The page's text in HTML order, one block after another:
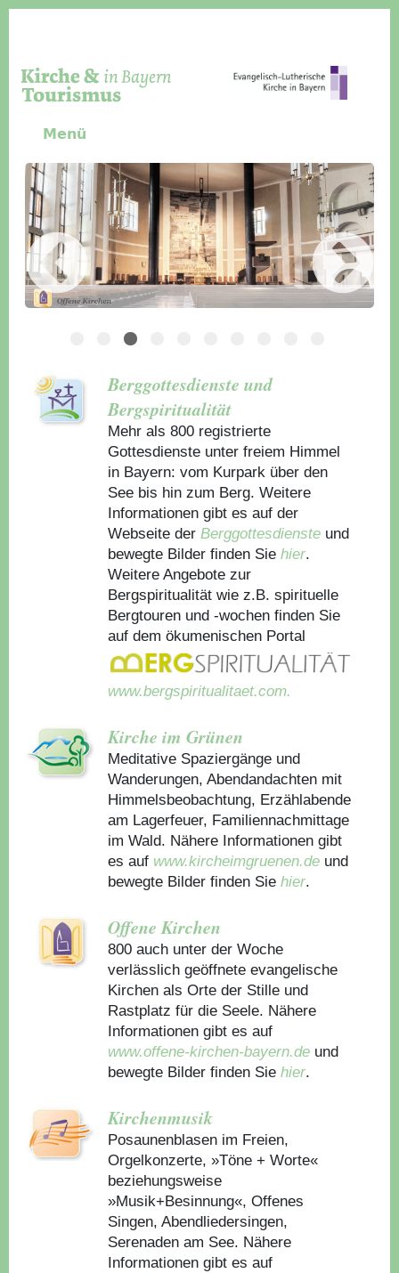
Menü
Slider Icon
Bild
Häuser für Gruppen
Berggottesdienste und
Bergspiritualität
Mehr als 800 registrierte
Gottesdienste unter freiem Himmel
in Bayern: vom Kurpark über den
See bis hin zum Berg. Weitere
Informationen gibt es auf der
Webseite derBerggottesdienste und
bewegte Bilder finden Sie hier.
Weitere Angebote zur
Bergspiritualität wie z.B. spirituelle
Bergtouren und -wochen finden Sie
auf dem ökumenischen Portal
www.bergspiritualitaet.com.
Kirche im Grünen
Meditative Spaziergänge und
Wanderungen, Abendandachten mit
Himmelsbeobachtung, Erzählabende
am Lagerfeuer, Familiennachmittage
im Wald. Nähere Informationen gibt
es auf www.kircheimgruenen.de und
bewegte Bilder finden Sie hier.
Offene Kirchen
800 auch unter der Woche
verlässlich geöffnete evangelische
Kirchen als Orte der Stille und
Rastplatz für die Seele. Nähere
Informationen gibt es auf
www.offene-kirchen-bayern.de und
bewegte Bilder finden Sie hier.
Kirchenmusik
Posaunenblasen im Freien,
Orgelkonzerte, »Töne + Worte«
beziehungsweise
»Musik+Besinnung«, Offenes
Singen, Abendliedersingen,
Serenaden am See. Nähere
Informationen gibt es auf